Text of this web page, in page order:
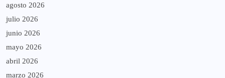
agosto 2026
julio 2026
junio 2026
mayo 2026
abril 2026
marzo 2026